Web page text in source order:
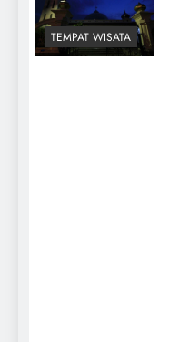
TEMPAT WISATA